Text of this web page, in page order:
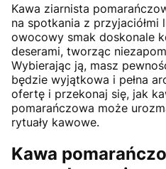
Kawa ziarnista
na spotkania z przyjaciółmi
owocowy smak doskonale
deserami, tworząc
Wybierając ją, masz
będzie wyjątkowa i pełna
ofertę i przekonaj się, jak
pomarańczowa może
rytuały kawowe.
Kawa